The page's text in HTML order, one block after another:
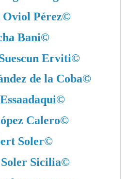
Oviol Pérez©
Bani©
Erviti©
de la Coba©
©
Calero©
Soler©
Sicilia©